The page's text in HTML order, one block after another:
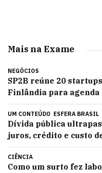
Mais na Exame
NEGÓCIOS
SP2B reúne 20
Finlândia para
UM CONTEÚDO ESFERA BRASIL
Dívida pública
juros, crédito e custo
CIÊNCIA
Como um surto fez